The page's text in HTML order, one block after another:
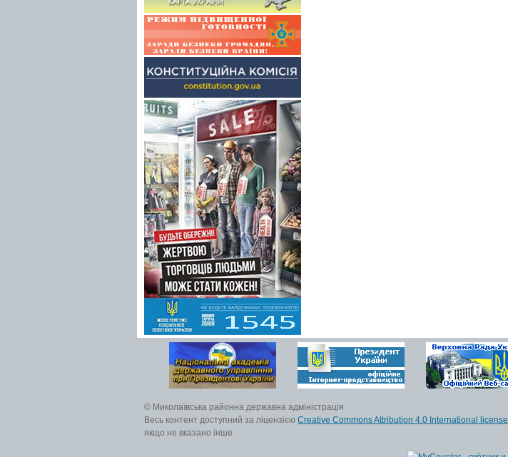
© Миколаївська районна державна адміністрація
Весь контент доступний за ліцензією Creative Commons Attribution 4.0 International license
якщо не вказано інше